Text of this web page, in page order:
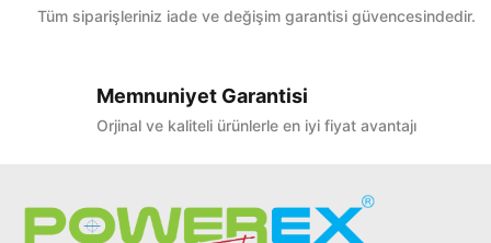
Tüm siparişleriniz iade ve değişim garantisi güvencesindedir.
Memnuniyet Garantisi
Orjinal ve kaliteli ürünlerle en iyi fiyat avantajı